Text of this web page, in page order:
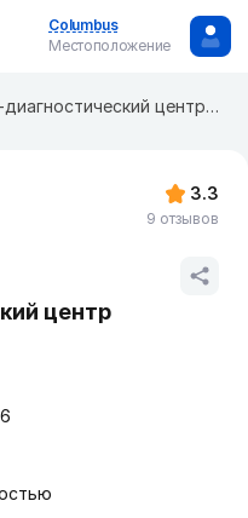
Columbus
Местоположение
Лечебно-диагностический центр "АВИЦЕННА"
центр
3.3
9 отзывов